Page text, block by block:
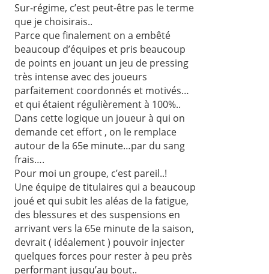
Sur-régime, c’est peut-être pas le terme
que je choisirais..
Parce que finalement on a embêté
beaucoup d’équipes et pris beaucoup
de points en jouant un jeu de pressing
très intense avec des joueurs
parfaitement coordonnés et motivés…
et qui étaient régulièrement à 100%..
Dans cette logique un joueur à qui on
demande cet effort , on le remplace
autour de la 65e minute…par du sang
frais….
Pour moi un groupe, c’est pareil..!
Une équipe de titulaires qui a beaucoup
joué et qui subit les aléas de la fatigue,
des blessures et des suspensions en
arrivant vers la 65e minute de la saison,
devrait ( idéalement ) pouvoir injecter
quelques forces pour rester à peu près
performant jusqu’au bout..